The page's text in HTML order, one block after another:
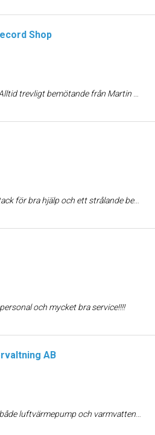
Shop
trevligt bemötande från Martin och med ett grymt utbud inom hårdrock och metal. Nya skivor vid nästan varje besök.
bra hjälp och ett strålande bemötande, och tack även för tipsen!
och mycket bra service!!!!
AB
Fantastisk service och stor hjälp för oss i att resonera sig fram för bästa lösning för oss.